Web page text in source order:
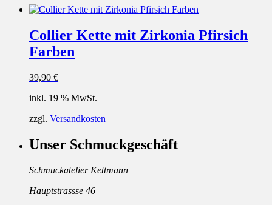
Collier Kette mit Zirkonia Pfirsich
Farben
39,90 €
inkl. 19 % MwSt.
zzgl. Versandkosten
Unser Schmuckgeschäft
Schmuckatelier Kettmann
Hauptstrassse 46